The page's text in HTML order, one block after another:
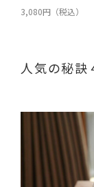
3,080円（税込）
人気の秘訣